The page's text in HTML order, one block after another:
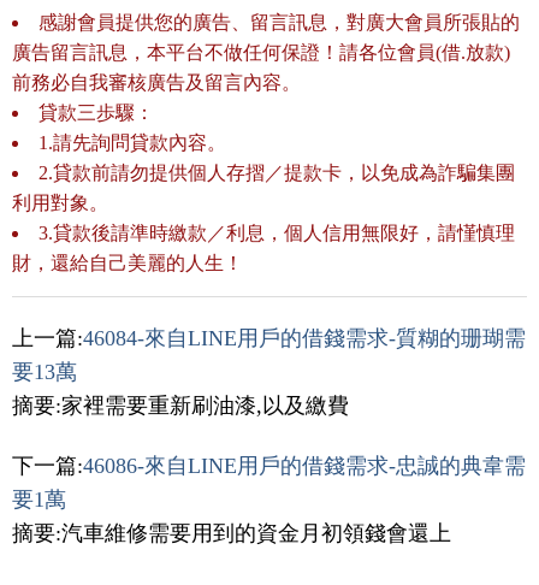
感謝會員提供您的廣告、留言訊息，對廣大會員所張貼的
廣告留言訊息，本平台不做任何保證！請各位會員(借.放款)
前務必自我審核廣告及留言內容。
貸款三歩驟：
1.請先詢問貸款內容。
2.貸款前請勿提供個人存摺／提款卡，以免成為詐騙集團
利用對象。
3.貸款後請準時繳款／利息，個人信用無限好，請慬慎理
財，還給自己美麗的人生！
上一篇:46084-來自LINE用戶的借錢需求-質糊的珊瑚需
要13萬
摘要:家裡需要重新刷油漆,以及繳費
下一篇:46086-來自LINE用戶的借錢需求-忠誠的典韋需
要1萬
摘要:汽車維修需要用到的資金月初領錢會還上